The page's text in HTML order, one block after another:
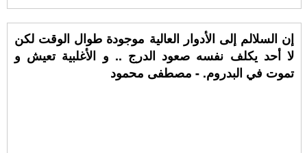
إن السلالم إلى الأدوار العالية موجودة طوال الوقت لكن
لا أحد يكلف نفسه صعود الدرج .. و الأغلبية تعيش و
تموت في البدروم. - مصطفى محمود